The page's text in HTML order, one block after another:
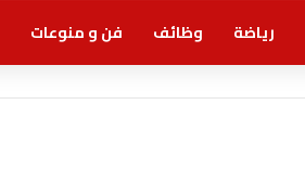
رياضة وظائف فن و منوعات